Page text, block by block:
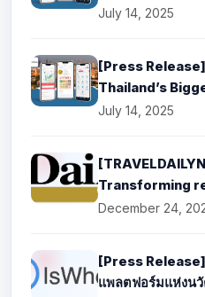
July 14, 2025
[Press
Thailand’s
July 14, 2025
Transforming
December 24,
[Press
แพลตฟอร์มแห่งน